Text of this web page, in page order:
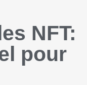
NFT:
pour